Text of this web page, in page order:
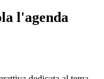
l'agenda